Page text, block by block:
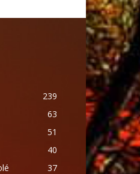
239
63
51
40
37